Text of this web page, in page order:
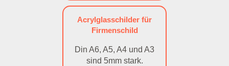
Acrylglasschilder für
Firmenschild
Din A6, A5, A4 und A3
sind 5mm stark.